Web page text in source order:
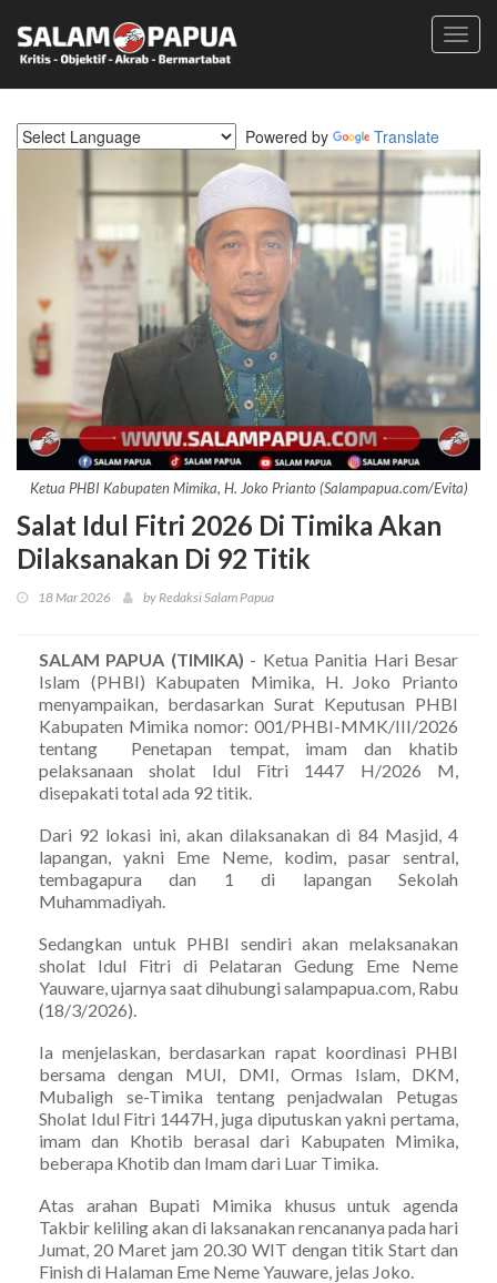
Powered by Translate
Ketua PHBI Kabupaten Mimika, H. Joko Prianto (Salampapua.com/Evita)
Salat Idul Fitri 2026 Di Timika Akan
Dilaksanakan Di 92 Titik
18 Mar 2026 by Redaksi Salam Papua
SALAM PAPUA (TIMIKA) - Ketua Panitia Hari Besar
Islam (PHBI) Kabupaten Mimika, H. Joko Prianto
menyampaikan, berdasarkan Surat Keputusan PHBI
Kabupaten Mimika nomor: 001/PHBI-MMK/III/2026
tentang Penetapan tempat, imam dan khatib
pelaksanaan sholat Idul Fitri 1447 H/2026 M,
disepakati total ada 92 titik.
Dari 92 lokasi ini, akan dilaksanakan di 84 Masjid, 4
lapangan, yakni Eme Neme, kodim, pasar sentral,
tembagapura dan 1 di lapangan Sekolah
Muhammadiyah.
Sedangkan untuk PHBI sendiri akan melaksanakan
sholat Idul Fitri di Pelataran Gedung Eme Neme
Yauware, ujarnya saat dihubungi salampapua.com, Rabu
(18/3/2026).
Ia menjelaskan, berdasarkan rapat koordinasi PHBI
bersama dengan MUI, DMI, Ormas Islam, DKM,
Mubaligh se-Timika tentang penjadwalan Petugas
Sholat Idul Fitri 1447H, juga diputuskan yakni pertama,
imam dan Khotib berasal dari Kabupaten Mimika,
beberapa Khotib dan Imam dari Luar Timika.
Atas arahan Bupati Mimika khusus untuk agenda
Takbir keliling akan di laksanakan rencananya pada hari
Jumat, 20 Maret jam 20.30 WIT dengan titik Start dan
Finish di Halaman Eme Neme Yauware, jelas Joko.